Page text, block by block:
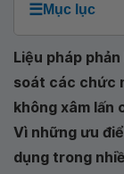
☰Mục lục
Liệu pháp
soát các chức
không xâm lấn
Vì những ưu
dụng trong